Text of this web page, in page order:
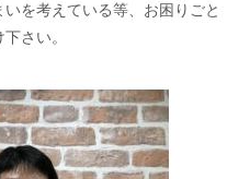
を考えている等、お困りごと
さい。